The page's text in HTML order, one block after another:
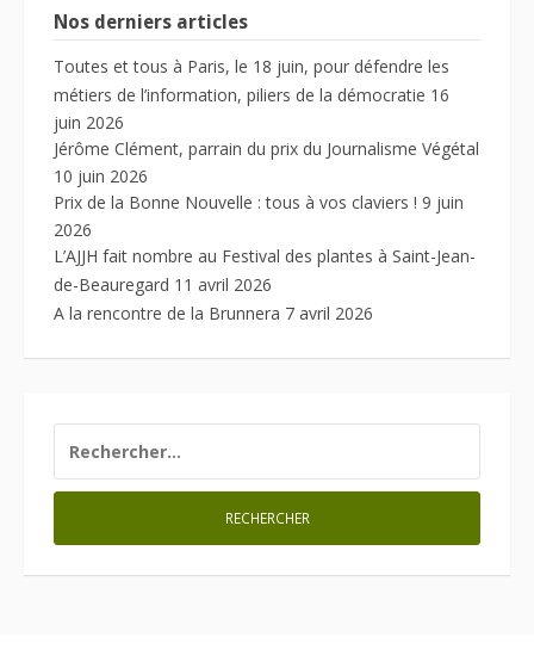
Nos derniers articles
Toutes et tous à Paris, le 18 juin, pour défendre les
métiers de l’information, piliers de la démocratie 16
juin 2026
Jérôme Clément, parrain du prix du Journalisme Végétal
10 juin 2026
Prix de la Bonne Nouvelle : tous à vos claviers ! 9 juin
2026
L’AJJH fait nombre au Festival des plantes à Saint-Jean-
de-Beauregard 11 avril 2026
A la rencontre de la Brunnera 7 avril 2026